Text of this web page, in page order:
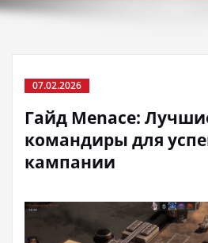
07.02.2026
Гайд Menace:
командиры для
кампании